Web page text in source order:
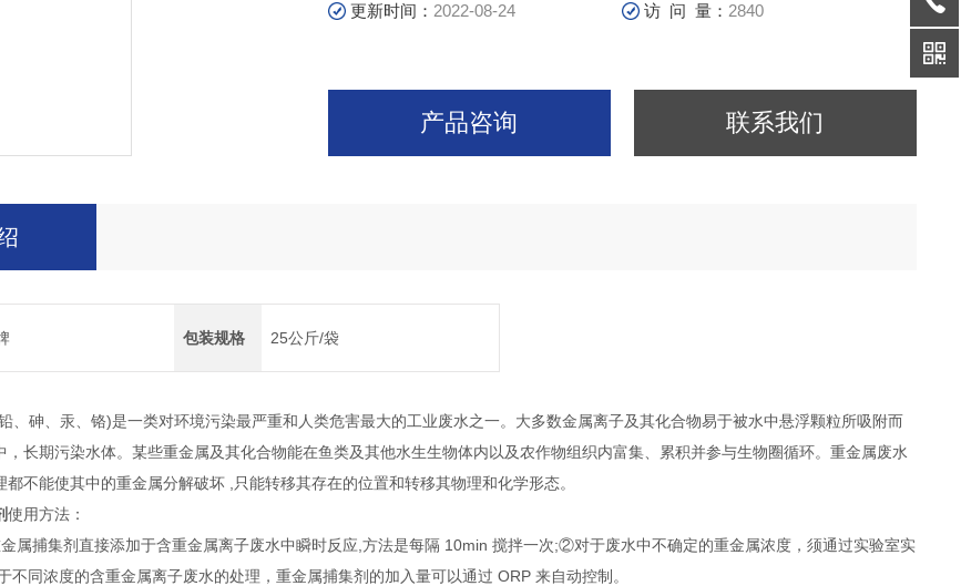
更新时间： 2022-08-24 访 问 量： 2840
产品咨询 联系我们
包装规格 25公斤/袋
、砷、汞、铬)是一类对环境污染最严重和人类危害最大的工业废水之一。大多数金属离子及其化合物易于被水中悬浮颗粒所吸附而
，长期污染水体。某些重金属及其化合物能在鱼类及其他水生生物体内以及农作物组织内富集、累积并参与生物圈循环。重金属废水
不能使其中的重金属分解破坏 ,只能转移其存在的位置和转移其物理和化学形态。
使用方法：
属捕集剂直接添加于含重金属离子废水中瞬时反应,方法是每隔 10min 搅拌一次;②对于废水中不确定的重金属浓度，须通过实验室实
同浓度的含重金属离子废水的处理，重金属捕集剂的加入量可以通过 ORP 来自动控制。